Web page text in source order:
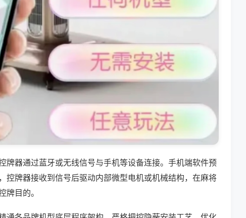
牌器通过蓝牙或无线信号与手机等设备连接。手机端软件预
控牌器接收到信号后驱动内部微型电机或机械结构，在麻将
牌目的。